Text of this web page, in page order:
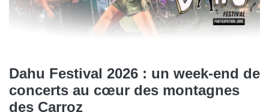
Dahu Festival 2026 : un week-end de
concerts au cœur des montagnes
des Carroz